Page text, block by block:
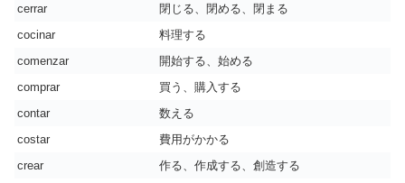
cerrar
閉じる、閉める、閉まる
cocinar
料理する
comenzar
開始する、始める
comprar
買う、購入する
contar
数える
costar
費用がかかる
crear
作る、作成する、創造する